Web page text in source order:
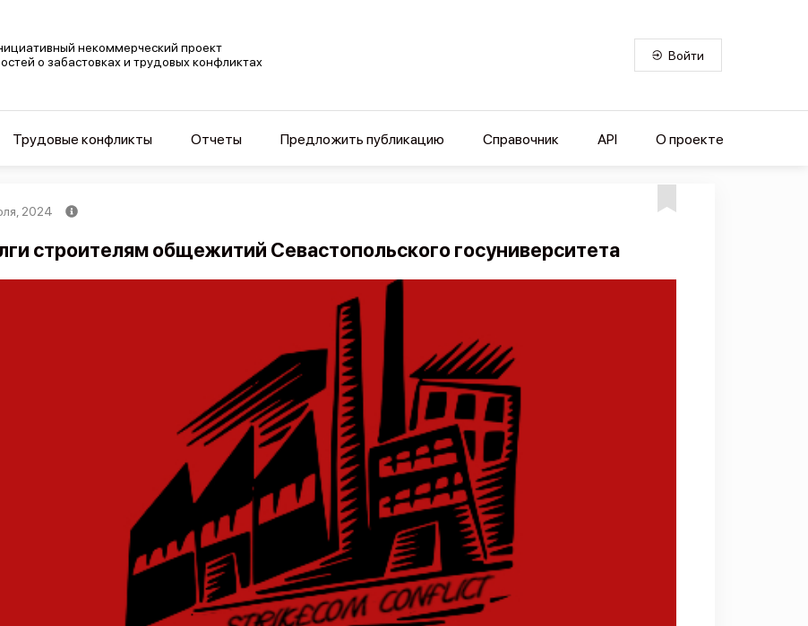
некоммерческий проект
о забастовках и трудовых конфликтах
Войти
Трудовые конфликты Отчеты Предложить публикацию Справочник API О проекте
2024
строителям общежитий Севастопольского госуниверситета